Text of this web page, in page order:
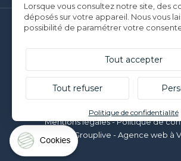
Silvadec France
F-56190 ARZAL |T. +33 (0)2 97
Silvadec
Ludwig-Erhard-Straße 3
© Silvadec - Tous droits réservés - Photos
Mentions légales-Politique de
Grouplive - Agence web à
Lorsque vous consultez notre site, des
déposés sur votre appareil. Nous vous
possibilité de paramétrer votre
Tout accepter
Tout refuser
Politique de confidentialité